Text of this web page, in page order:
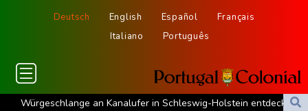
Deutsch English Español
Français
Italiano
Português
Würgeschlange an Kanalufer in Schleswig-Holstein entdeckt